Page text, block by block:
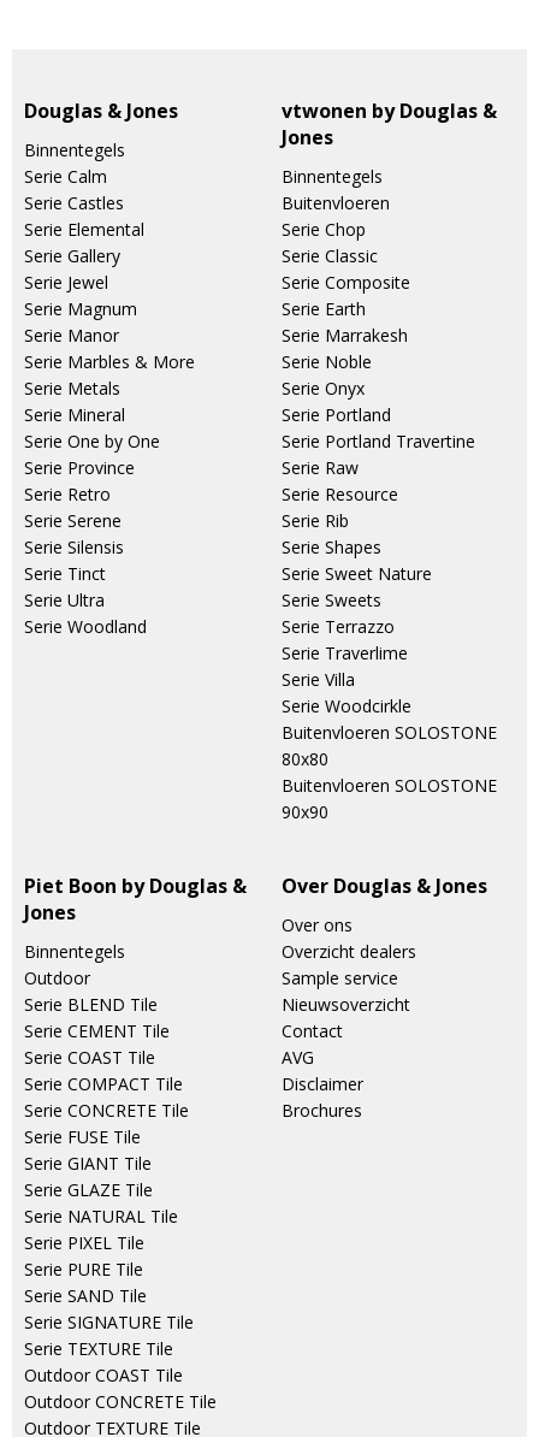
Douglas & Jones
Binnentegels
Serie Calm
Serie Castles
Serie Elemental
Serie Gallery
Serie Jewel
Serie Magnum
Serie Manor
Serie Marbles & More
Serie Metals
Serie Mineral
Serie One by One
Serie Province
Serie Retro
Serie Serene
Serie Silensis
Serie Tinct
Serie Ultra
Serie Woodland
vtwonen by Douglas &
Jones
Binnentegels
Buitenvloeren
Serie Chop
Serie Classic
Serie Composite
Serie Earth
Serie Marrakesh
Serie Noble
Serie Onyx
Serie Portland
Serie Portland Travertine
Serie Raw
Serie Resource
Serie Rib
Serie Shapes
Serie Sweet Nature
Serie Sweets
Serie Terrazzo
Serie Traverlime
Serie Villa
Serie Woodcirkle
Buitenvloeren SOLOSTONE
80x80
Buitenvloeren SOLOSTONE
90x90
Piet Boon by Douglas &
Jones
Binnentegels
Outdoor
Serie BLEND Tile
Serie CEMENT Tile
Serie COAST Tile
Serie COMPACT Tile
Serie CONCRETE Tile
Serie FUSE Tile
Serie GIANT Tile
Serie GLAZE Tile
Serie NATURAL Tile
Serie PIXEL Tile
Serie PURE Tile
Serie SAND Tile
Serie SIGNATURE Tile
Serie TEXTURE Tile
Outdoor COAST Tile
Outdoor CONCRETE Tile
Outdoor TEXTURE Tile
Over Douglas & Jones
Over ons
Overzicht dealers
Sample service
Nieuwsoverzicht
Contact
AVG
Disclaimer
Brochures